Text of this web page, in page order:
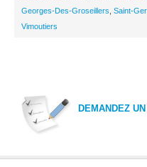
Georges-Des-Groseillers Saint-
Vimoutiers
DEMANDEZ